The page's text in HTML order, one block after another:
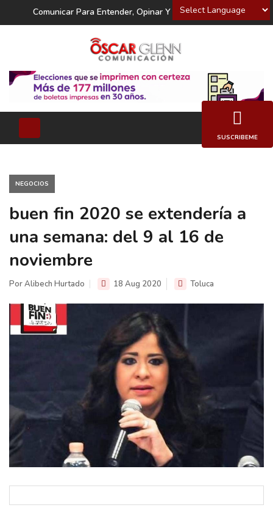
Powered by
Comunicar Para Entender, Opinar Y Decidir
NEGOCIOS
buen fin 2020 se extendería a
una semana: del 9 al 16 de
noviembre
Por Alibech Hurtado 18 Aug 2020 Toluca
SUSCRIBEME